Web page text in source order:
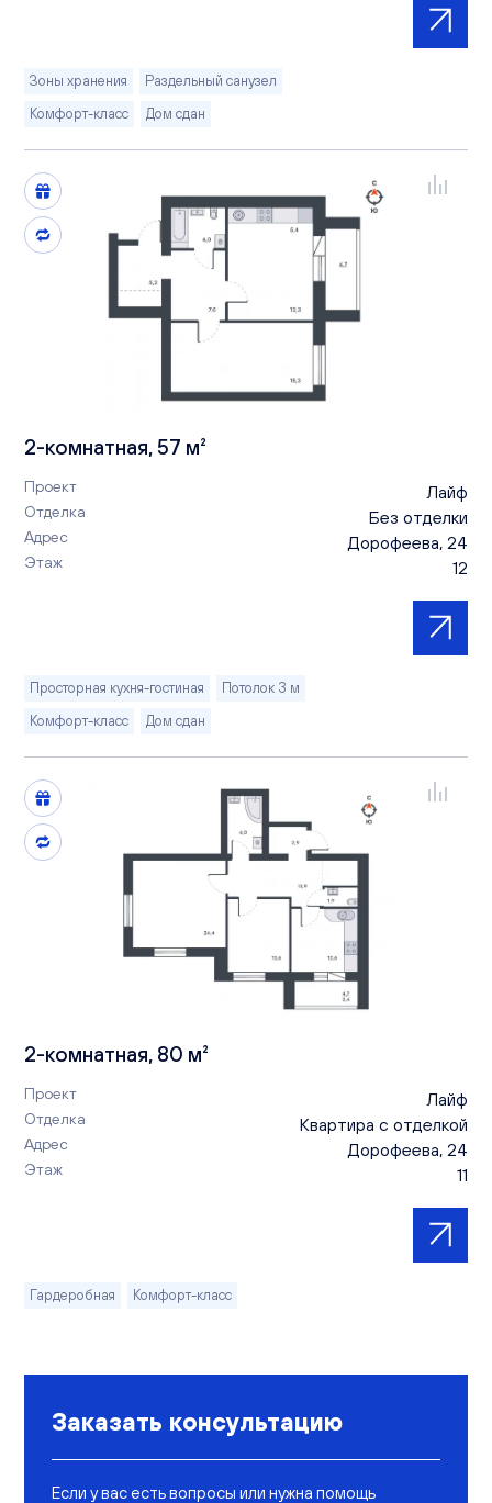
Зоны хранения
Раздельный санузел
Комфорт-класс
Дом сдан
2-комнатная, 57 м²
Проект Лайф
Отделка Без отделки
Адрес Дорофеева, 24
Этаж 12
Просторная кухня-гостиная
Потолок 3 м
Комфорт-класс
Дом сдан
2-комнатная, 80 м²
Проект Лайф
Отделка Квартира с отделкой
Адрес Дорофеева, 24
Этаж 11
Гардеробная Комфорт-класс
Заказать консультацию
Если у вас есть вопросы или нужна помощь